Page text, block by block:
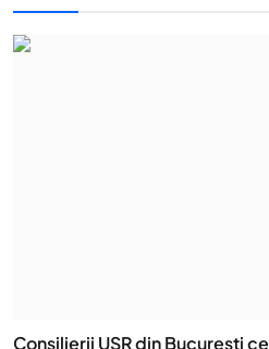
Consilierii USR din București